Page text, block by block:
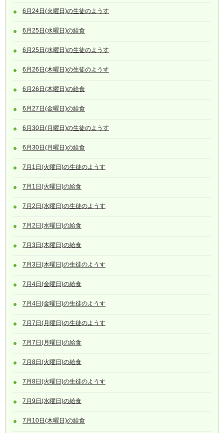
6月24日(火曜日)の生徒のようす
6月25日(水曜日)の給食
6月25日(水曜日)の生徒のようす
6月26日(木曜日)の生徒のようす
6月26日(木曜日)の給食
6月27日(金曜日)の給食
6月30日(月曜日)の生徒のようす
6月30日(月曜日)の給食
7月1日(火曜日)の生徒のようす
7月1日(火曜日)の給食
7月2日(水曜日)の生徒のようす
7月2日(水曜日)の給食
7月3日(木曜日)の給食
7月3日(木曜日)の生徒のようす
7月4日(金曜日)の給食
7月4日(金曜日)の生徒のようす
7月7日(月曜日)の生徒のようす
7月7日(月曜日)の給食
7月8日(火曜日)の給食
7月8日(火曜日)の生徒のようす
7月9日(水曜日)の給食
7月10日(木曜日)の給食